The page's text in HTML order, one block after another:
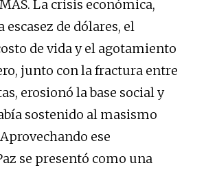
La crisis económica,
escasez de dólares, el
de vida y el agotamiento
junto con la fractura entre
erosionó la base social y
sostenido al masismo
ese
se presentó como una